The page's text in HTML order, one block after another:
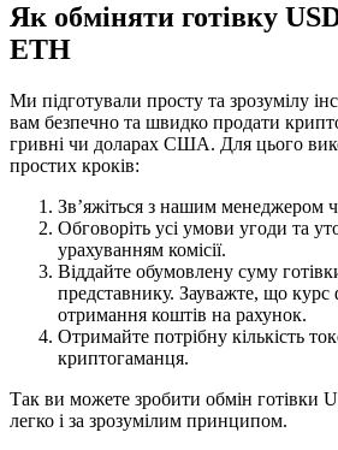
Як обміняти готівку
ETH
Ми підготували просту та зрозумілу
вам безпечно та швидко продати
гривні чи доларах США. Для цього
простих кроків:
Зв’яжіться з нашим менеджером
Обговоріть усі умови угоди та
урахуванням комісії.
Віддайте обумовлену суму
представнику. Зауважте, що курс
отримання коштів на рахунок.
Отримайте потрібну кількість
криптогаманця.
Так ви можете зробити обмін готівки
легко і за зрозумілим принципом.